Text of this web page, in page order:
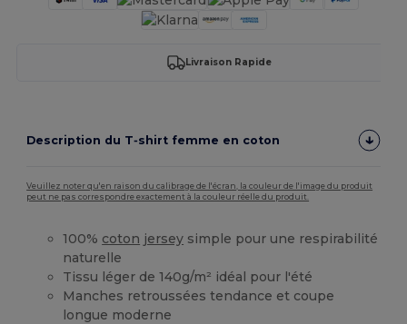
Livraison Rapide
Description du T‑shirt femme en coton
Veuillez noter qu'en raison du calibrage de l'écran, la couleur de l'image du produit
peut ne pas correspondre exactement à la couleur réelle du produit.
100% coton jersey simple pour une respirabilité
naturelle
Tissu léger de 140g/m² idéal pour l'été
Manches retroussées tendance et coupe
longue moderne